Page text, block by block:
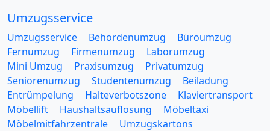
Umzugsservice
Umzugsservice Behördenumzug
Büroumzug
Fernumzug
Firmenumzug
Laborumzug
Mini Umzug
Praxisumzug
Privatumzug
Seniorenumzug
Studentenumzug
Beiladung
Entrümpelung
Halteverbotszone
Klaviertransport
Möbellift
Haushaltsauflösung
Möbeltaxi
Möbelmitfahrzentrale
Umzugskartons